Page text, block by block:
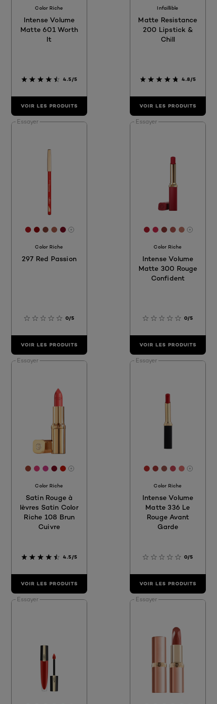
Color Riche
Intense Volume
Matte 601 Worth
It
4.5/5
VOIR LES PRODUITS
Infaillible
Matte Resistance
200 Lipstick &
Chill
4.8/5
VOIR LES PRODUITS
Essayer
[Color]: #b6191f
[Color]: #950A0F
[Color]: #854237
[Color]: #AF614F
[Color]: #7E0D22
More shades are available
Color Riche
297 Red Passion
0/5
VOIR LES PRODUITS
Essayer
[Color]: #B51D2E
[Color]:
[Color]:
[Color]:
[Color]:
More
Color Riche
Intense Volume
Matte 300 Rouge
Confident
0/5
VOIR LES PRODUITS
Essayer
[Color]: #A84635
[Color]: #E53D7A
[Color]: #D5418B
[Color]: #7E0D22
[Color]: #CD170B
More shades are available
Color Riche
Satin Rouge à
lèvres Satin Color
Riche 108 Brun
Cuivre
4.5/5
VOIR LES PRODUITS
Essayer
[Color]: #C22E2C
[Color]:
[Color]:
[Color]:
[Color]:
More
Color Riche
Intense Volume
Matte 336 Le
Rouge Avant
Garde
0/5
VOIR LES PRODUITS
Essayer Essayer